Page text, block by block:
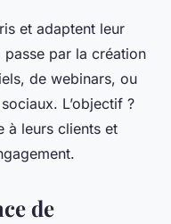
et adaptent leur
passe par la création
de webinars, ou
L’objectif ?
à leurs clients et
de